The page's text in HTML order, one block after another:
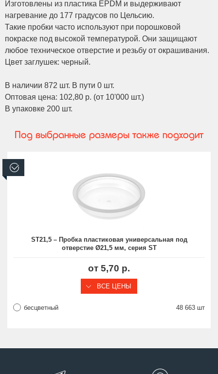
Изготовлены из пластика EPDM и выдерживают
нагревание до 177 градусов по Цельсию.
Такие пробки часто используют при порошковой
покраске под высокой температурой. Они защищают
любое техническое отверстие и резьбу от окрашивания.
Цвет заглушек: черный.
В наличии 872 шт. В пути 0 шт.
Оптовая цена: 102,80 р. (от 10'000 шт.)
В упаковке 200 шт.
Под выбранные размеры также подходит
ST21,5 – Пробка пластиковая универсальная под
отверстие Ø21,5 мм, серия ST
от 5,70 р.
ВСЕ ЦЕНЫ
бесцветный 48 663 шт